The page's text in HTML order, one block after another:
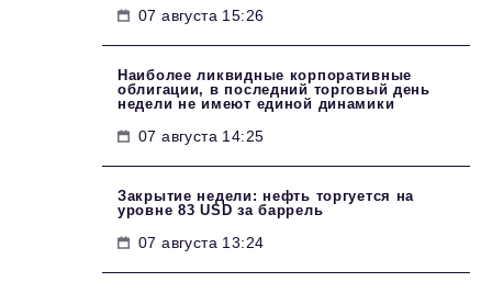
07 августа 15:26
Наиболее ликвидные корпоративные
облигации, в последний торговый день
недели не имеют единой динамики
07 августа 14:25
Закрытие недели: нефть торгуется на
уровне 83 USD за баррель
07 августа 13:24